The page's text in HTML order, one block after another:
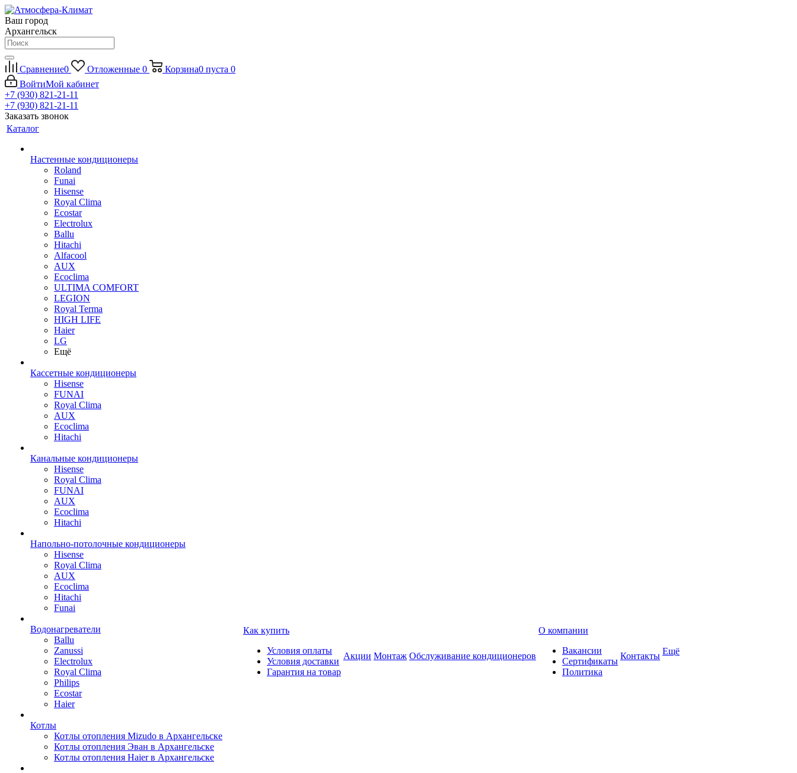
Ваш город
Архангельск
Сравнение0 Отложенные 0 Корзина0 пуста 0
ВойтиМой кабинет
+7 (930) 821-21-11
+7 (930) 821-21-11
Заказать звонок
Каталог
Настенные кондиционеры
Roland
Funai
Hisense
Royal Clima
Ecostar
Electrolux
Ballu
Hitachi
Alfacool
AUX
Ecoclima
ULTIMA COMFORT
LEGION
Royal Terma
HIGH LIFE
Haier
LG
Ещё
Кассетные кондиционеры
Hisense
FUNAI
Royal Clima
AUX
Ecoclima
Hitachi
Канальные кондиционеры
Hisense
Royal Clima
FUNAI
AUX
Ecoclima
Hitachi
Напольно-потолочные кондиционеры
Hisense
Royal Clima
AUX
Ecoclima
Hitachi
Funai
Водонагреватели
Ballu
Zanussi
Electrolux
Royal Clima
Philips
Ecostar
Haier
Котлы
Котлы отопления Mizudo в Архангельске
Котлы отопления Эван в Архангельске
Котлы отопления Haier в Архангельске
Как купить
Условия оплаты
Условия доставки
Гарантия на товар
Акции Монтаж Обслуживание кондиционеров
О компании
Вакансии
Сертификаты
Политика
Контакты Ещё